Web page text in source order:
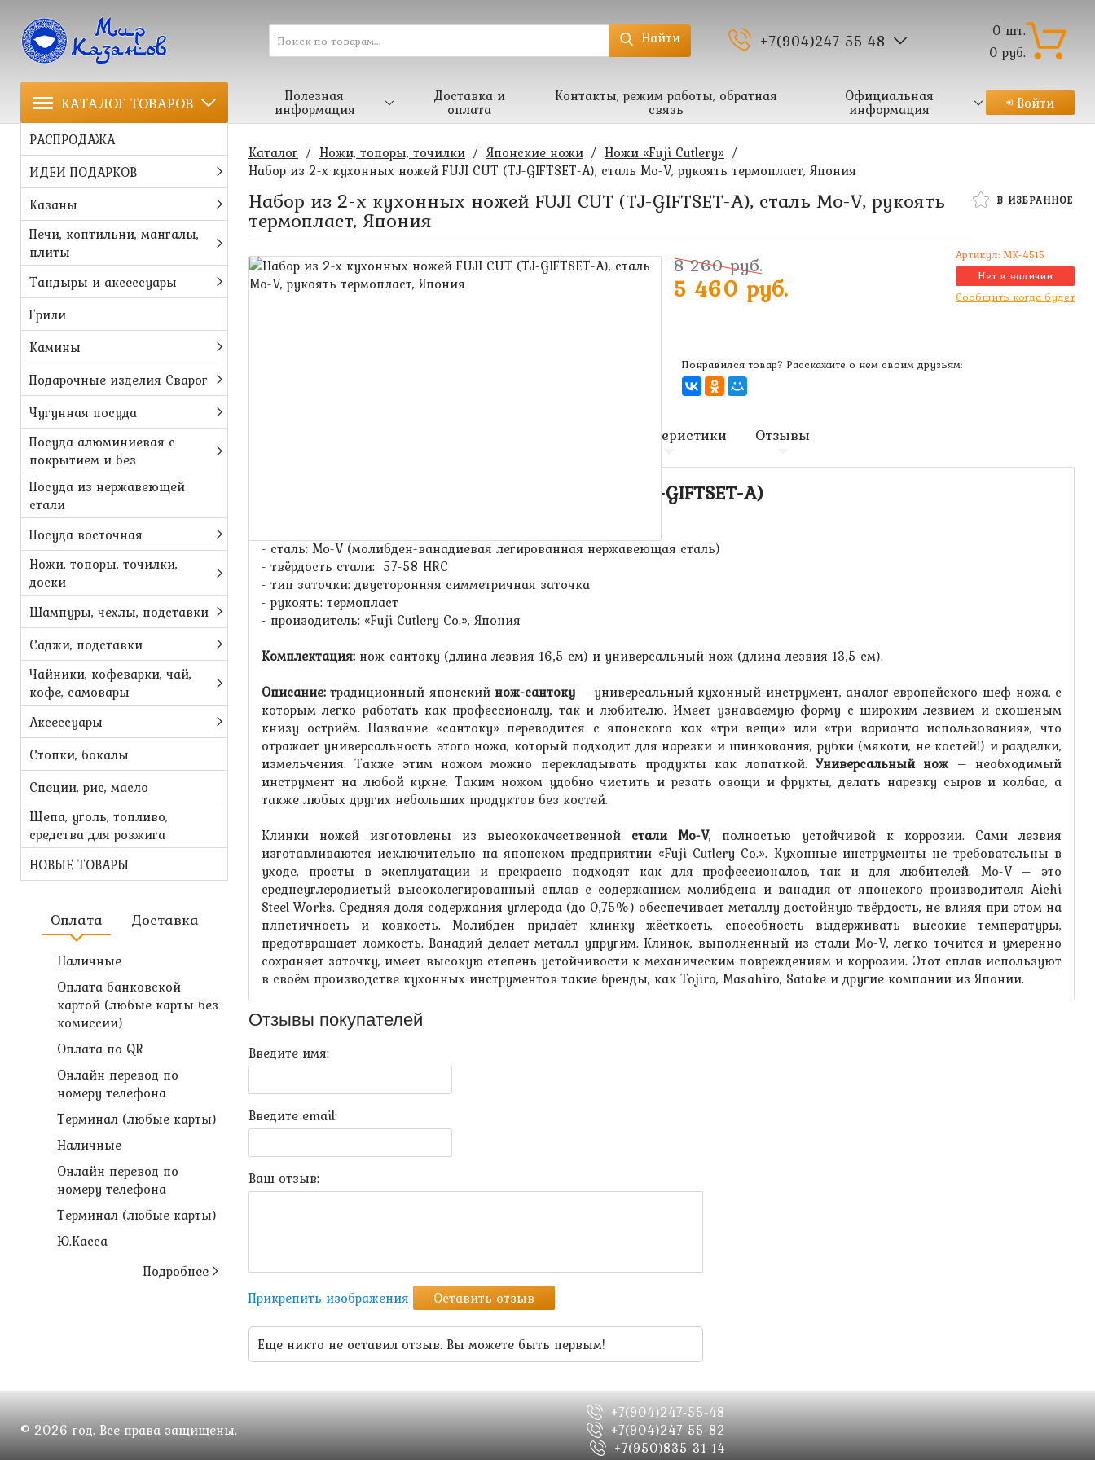
Найти +7(904)247-55-48 0 шт.
0 руб.
КАТАЛОГ ТОВАРОВ
РАСПРОДАЖА
ИДЕИ ПОДАРКОВ
Казаны
Печи, коптильни, мангалы,
плиты
Тандыры и аксессуары
Грили
Камины
Подарочные изделия Сварог
Чугунная посуда
Посуда алюминиевая с
покрытием и без
Посуда из нержавеющей
стали
Посуда восточная
Ножи, топоры, точилки,
доски
Шампуры, чехлы, подставки
Саджи, подставки
Чайники, кофеварки, чай,
кофе, самовары
Аксессуары
Стопки, бокалы
Специи, рис, масло
Щепа, уголь, топливо,
средства для розжига
НОВЫЕ ТОВАРЫ
Оплата Доставка
Наличные
Оплата банковской
картой (любые карты без
комиссии)
Оплата по QR
Онлайн перевод по
номеру телефона
Терминал (любые карты)
Наличные
Онлайн перевод по
номеру телефона
Терминал (любые карты)
Ю.Касса
Подробнее
Полезная
информация
Доставка и
оплата
Контакты, режим работы, обратная
связь
Официальная
информация Войти
Каталог / Ножи, топоры, точилки / Японские ножи / Ножи «Fuji Cutlery» /
Набор из 2-х кухонных ножей FUJI CUT (TJ-GIFTSET-A), сталь Mo-V, рукоять термопласт, Япония
В ИЗБРАННОЕ
Набор из 2-х кухонных ножей FUJI CUT (TJ-GIFTSET-A), сталь Mo-V, рукоять
термопласт, Япония
8 260 руб.
5 460 руб.
Артикул: MK-4515
Нет в наличии
Сообщить когда будет
Понравился товар? Расскажите о нем своим друзьям:
Характеристики Отзывы
Набор из 2-х кухонных ножей FUJI CUT (TJ-GIFTSET-A)
- сталь: Mo-V (молибден-ванадиевая легированная нержавеющая сталь)
- твёрдость стали: 57-58 HRC
- тип заточки: двусторонняя симметричная заточка
- рукоять: термопласт
- произодитель: «Fuji Cutlery Co.», Япония
Комплектация: нож-сантоку (длина лезвия 16,5 см) и универсальный нож (длина лезвия 13,5 см).
Описание: традиционный японский нож-сантоку – универсальный кухонный инструмент, аналог европейского шеф-ножа, с
которым легко работать как профессионалу, так и любителю. Имеет узнаваемую форму с широким лезвием и скошеным
книзу остриём. Название «сантоку» переводится с японского как «три вещи» или «три варианта использования», что
отражает универсальность этого ножа, который подходит для нарезки и шинкования, рубки (мякоти, не костей!) и разделки,
измельчения. Также этим ножом можно перекладывать продукты как лопаткой.Универсальный нож – необходимый
инструмент на любой кухне. Таким ножом удобно чистить и резать овощи и фрукты, делать нарезку сыров и колбас, а
также любых других небольших продуктов без костей.
Клинки ножей изготовлены из высококачественной стали Mo-V, полностью устойчивой к коррозии. Сами лезвия
изготавливаются исключительно на японском предприятии «Fuji Cutlery Co.». Кухонные инструменты не требовательны в
уходе, просты в эксплуатации и прекрасно подходят как для профессионалов, так и для любителей. Mo-V – это
среднеуглеродистый высоколегированный сплав с содержанием молибдена и ванадия от японского производителя Aichi
Steel Works. Средняя доля содержания углерода (до 0,75%) обеспечивает металлу достойную твёрдость, не влияя при этом на
плпстичность и ковкость. Молибден придаёт клинку жёсткость, способность выдерживать высокие температуры,
предотвращает ломкость. Ванадий делает металл упругим. Клинок, выполненный из стали Mo-V, легко точится и умеренно
сохраняет заточку, имеет высокую степень устойчивости к механическим повреждениям и коррозии. Этот сплав используют
в своём производстве кухонных инструментов такие бренды, как Tojiro, Masahiro, Satake и другие компании из Японии.
Отзывы покупателей
Введите имя:
Введите email:
Ваш отзыв:
Прикрепить изображения Оставить отзыв
Еще никто не оставил отзыв. Вы можете быть первым!
© 2026 год. Все права защищены.
+7(904)247-55-48
+7(904)247-55-82
+7(950)835-31-14